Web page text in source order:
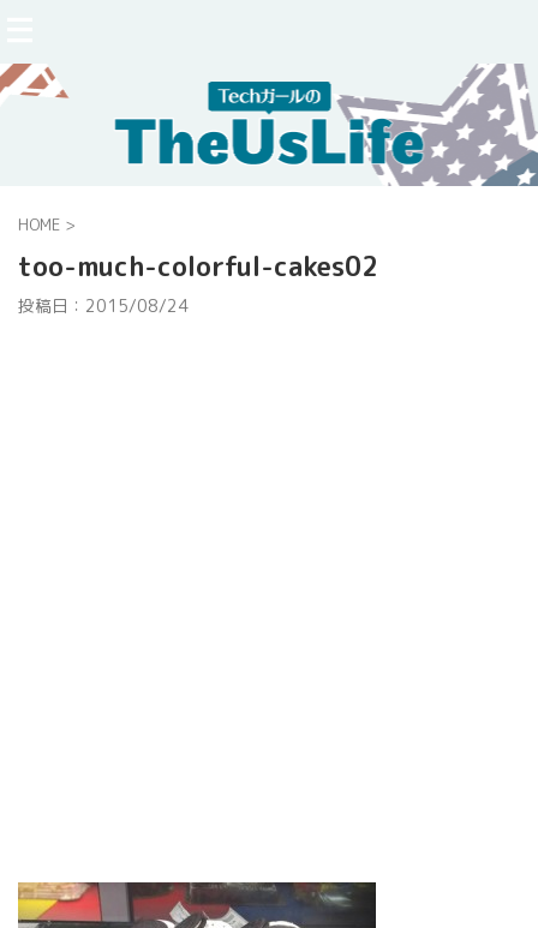
HOME >
too-much-colorful-cakes02
投稿日： 2015/08/24